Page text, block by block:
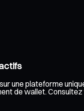
une plateforme
de wallet.